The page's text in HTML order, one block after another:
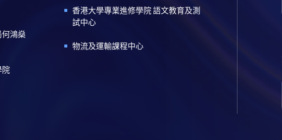
鴻燊
院
香港大學專業進修學院 語文教育及測
試中心
物流及運輸課程中心